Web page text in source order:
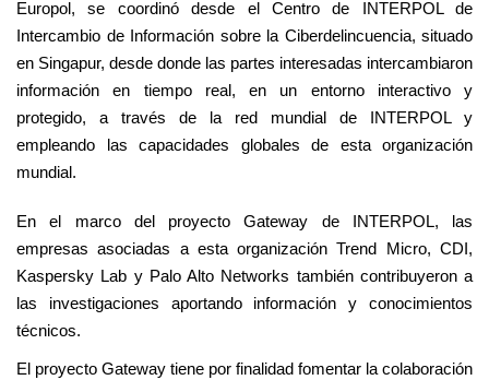
Europol, se coordinó desde el Centro de INTERPOL de
Intercambio de Información sobre la Ciberdelincuencia, situado
en Singapur, desde donde las partes interesadas intercambiaron
información en tiempo real, en un entorno interactivo y
protegido, a través de la red mundial de INTERPOL y
empleando las capacidades globales de esta organización
mundial.
En el marco del proyecto Gateway de INTERPOL, las
empresas asociadas a esta organización Trend Micro, CDI,
Kaspersky Lab y Palo Alto Networks también contribuyeron a
las investigaciones aportando información y conocimientos
técnicos.
El proyecto Gateway tiene por finalidad fomentar la colaboración